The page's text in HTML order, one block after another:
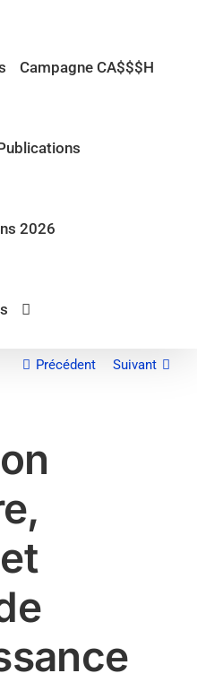
Campagne CA$$$H
2026
Précédent Suivant